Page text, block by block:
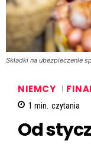
Składki na ubezpieczenie
NIEMCY
1 min. czytania
Od